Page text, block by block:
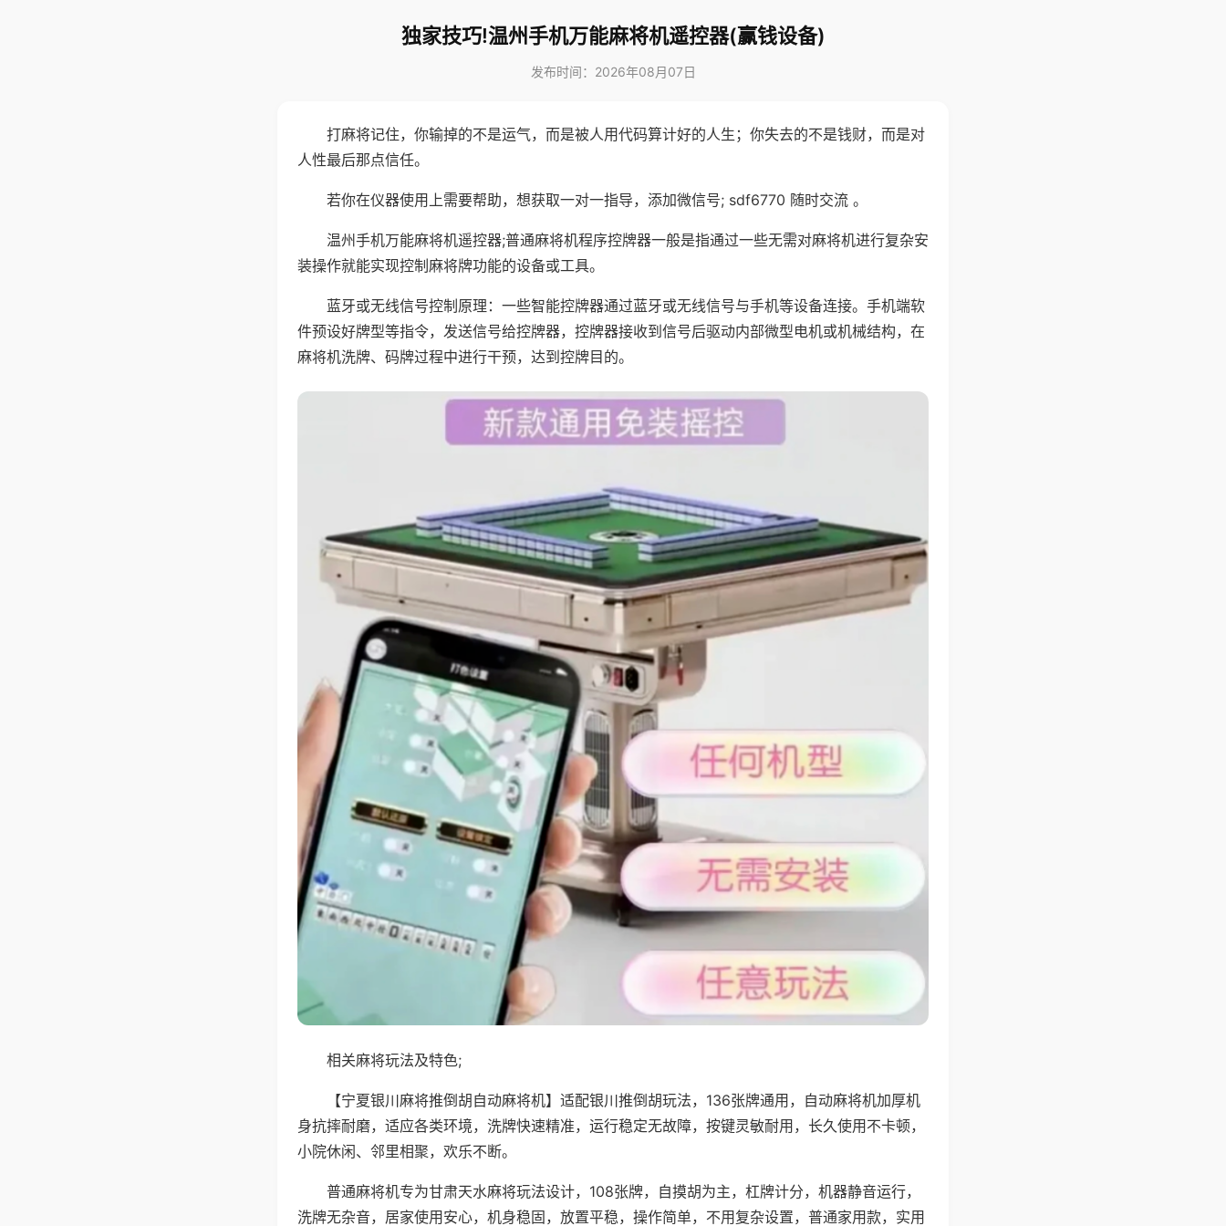
独家技巧!温州手机万能麻将机遥控器(赢钱设备)
发布时间：2026年08月07日
打麻将记住，你输掉的不是运气，而是被人用代码算计好的人生；你失去的不是钱财，而是对
人性最后那点信任。
若你在仪器使用上需要帮助，想获取一对一指导，添加微信号; sdf6770 随时交流 。
温州手机万能麻将机遥控器;普通麻将机程序控牌器一般是指通过一些无需对麻将机进行复杂安
装操作就能实现控制麻将牌功能的设备或工具。
蓝牙或无线信号控制原理：一些智能控牌器通过蓝牙或无线信号与手机等设备连接。手机端软
件预设好牌型等指令，发送信号给控牌器，控牌器接收到信号后驱动内部微型电机或机械结构，在
麻将机洗牌、码牌过程中进行干预，达到控牌目的。
相关麻将玩法及特色;
【宁夏银川麻将推倒胡自动麻将机】适配银川推倒胡玩法，136张牌通用，自动麻将机加厚机
身抗摔耐磨，适应各类环境，洗牌快速精准，运行稳定无故障，按键灵敏耐用，长久使用不卡顿，
小院休闲、邻里相聚，欢乐不断。
普通麻将机专为甘肃天水麻将玩法设计，108张牌，自摸胡为主，杠牌计分，机器静音运行，
洗牌无杂音，居家使用安心，机身稳固，放置平稳，操作简单，不用复杂设置，普通家用款，实用